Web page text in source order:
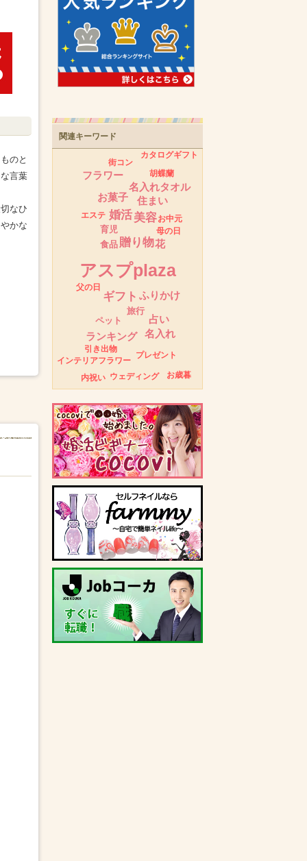
のと
言葉
なひ
かな
関連キーワード
アスプplaza
贈り物
ギフト
美容
婚活
育児
食品
ペット
旅行
住まい
ランキング 名入れ
名入れタオル
ふりかけ
占い
花
お菓子
フラワー 胡蝶蘭
インテリアフラワー
エステ
引き出物
プレゼント
内祝い ウェディング
カタログギフト
母の日
父の日
お中元
お歳暮
街コン